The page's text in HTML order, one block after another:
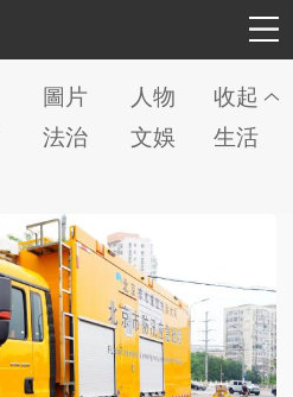
圖片 人物
收起
法治 文娛
生活